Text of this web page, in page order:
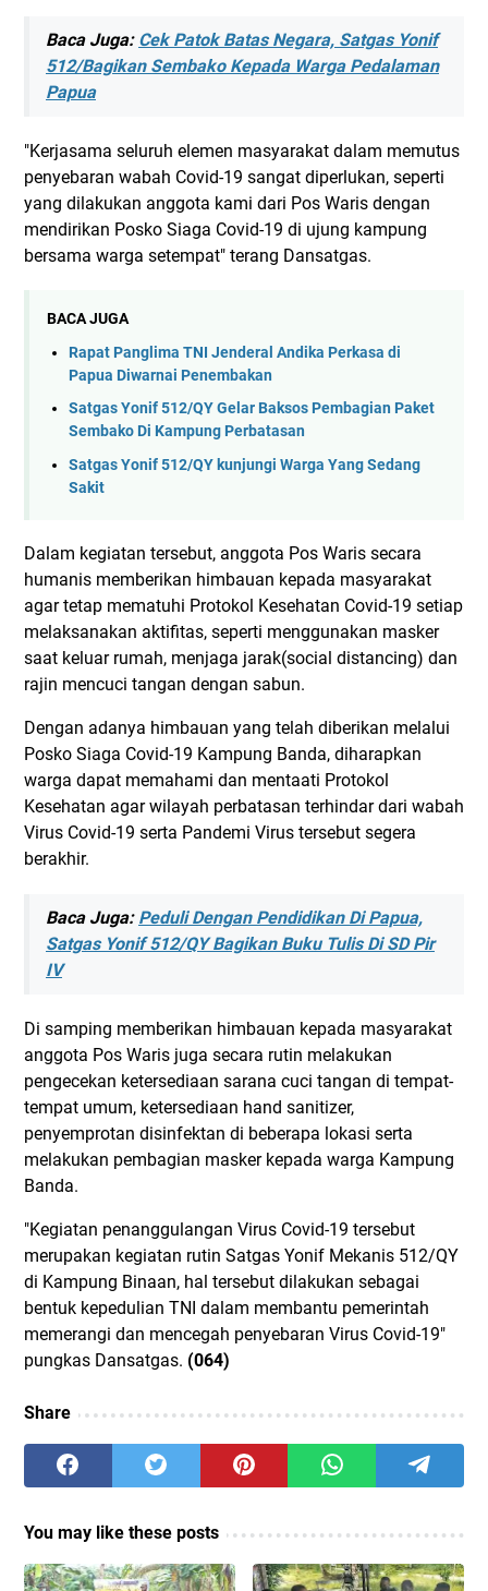
Baca Juga: Cek Patok Batas Negara, Satgas Yonif
512/Bagikan Sembako Kepada Warga Pedalaman
Papua
"Kerjasama seluruh elemen masyarakat dalam memutus
penyebaran wabah Covid-19 sangat diperlukan, seperti
yang dilakukan anggota kami dari Pos Waris dengan
mendirikan Posko Siaga Covid-19 di ujung kampung
bersama warga setempat" terang Dansatgas.
BACA JUGA
Rapat Panglima TNI Jenderal Andika Perkasa di
Papua Diwarnai Penembakan
Satgas Yonif 512/QY Gelar Baksos Pembagian Paket
Sembako Di Kampung Perbatasan
Satgas Yonif 512/QY kunjungi Warga Yang Sedang
Sakit
Dalam kegiatan tersebut, anggota Pos Waris secara
humanis memberikan himbauan kepada masyarakat
agar tetap mematuhi Protokol Kesehatan Covid-19 setiap
melaksanakan aktifitas, seperti menggunakan masker
saat keluar rumah, menjaga jarak(social distancing) dan
rajin mencuci tangan dengan sabun.
Dengan adanya himbauan yang telah diberikan melalui
Posko Siaga Covid-19 Kampung Banda, diharapkan
warga dapat memahami dan mentaati Protokol
Kesehatan agar wilayah perbatasan terhindar dari wabah
Virus Covid-19 serta Pandemi Virus tersebut segera
berakhir.
Baca Juga: Peduli Dengan Pendidikan Di Papua,
Satgas Yonif 512/QY Bagikan Buku Tulis Di SD Pir
IV
Di samping memberikan himbauan kepada masyarakat
anggota Pos Waris juga secara rutin melakukan
pengecekan ketersediaan sarana cuci tangan di tempat-
tempat umum, ketersediaan hand sanitizer,
penyemprotan disinfektan di beberapa lokasi serta
melakukan pembagian masker kepada warga Kampung
Banda.
"Kegiatan penanggulangan Virus Covid-19 tersebut
merupakan kegiatan rutin Satgas Yonif Mekanis 512/QY
di Kampung Binaan, hal tersebut dilakukan sebagai
bentuk kepedulian TNI dalam membantu pemerintah
memerangi dan mencegah penyebaran Virus Covid-19"
pungkas Dansatgas. (064)
Share
You may like these posts